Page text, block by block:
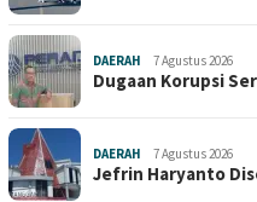
DAERAH 7 Agustus 2026
Dugaan Korupsi
DAERAH 7 Agustus 2026
Jefrin Haryanto